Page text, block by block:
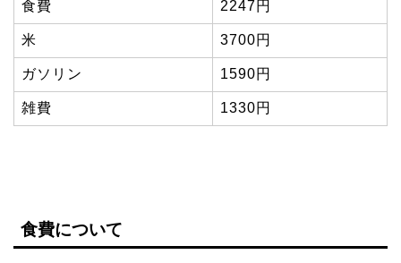
食費 2247円
米 3700円
ガソリン 1590円
雑費 1330円
食費について